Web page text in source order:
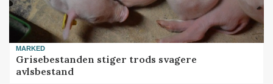
MARKED
Grisebestanden stiger trods svagere
avlsbestand